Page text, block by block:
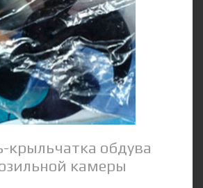
крыльчатка обдува
камеры